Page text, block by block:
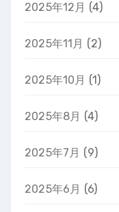
2025年12月 (4)
2025年11月 (2)
2025年10月 (1)
2025年8月 (4)
2025年7月 (9)
2025年6月 (6)